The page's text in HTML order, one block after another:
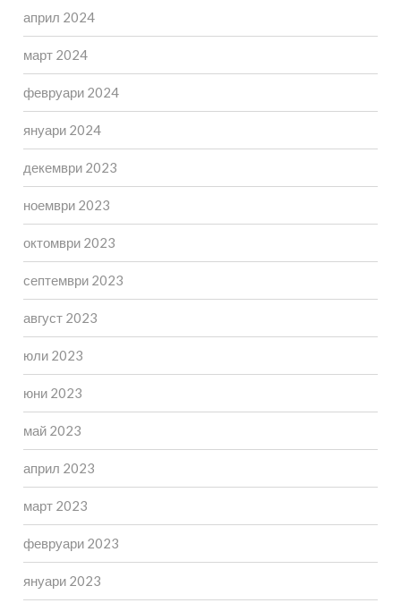
април 2024
март 2024
февруари 2024
януари 2024
декември 2023
ноември 2023
октомври 2023
септември 2023
август 2023
юли 2023
юни 2023
май 2023
април 2023
март 2023
февруари 2023
януари 2023